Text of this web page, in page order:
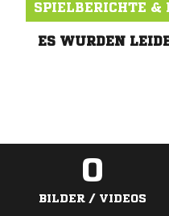
SPIELBERICHTE &
ES WURDEN
0
BILDER / VIDEOS